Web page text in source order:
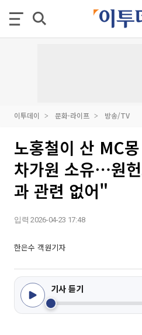
이투데이 문화·라이프 방송/TV
노홍철이 산 MC
차가원 소유⋯원
과 관련 없어"
입력 2026-04-23 17:48
한은수 객원기자
기사 듣기